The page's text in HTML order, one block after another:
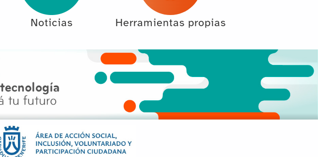
Noticias Herramientas propias